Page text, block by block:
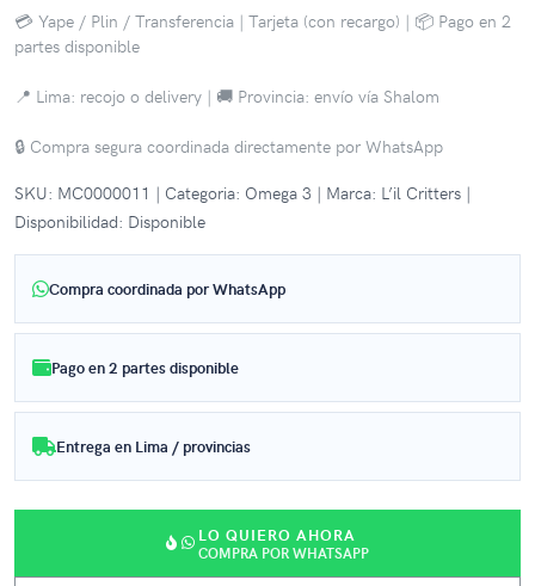
💳 Yape / Plin / Transferencia | Tarjeta (con recargo) | 📦 Pago en 2
partes disponible
📍 Lima: recojo o delivery | 🚚 Provincia: envío vía Shalom
🔒 Compra segura coordinada directamente por WhatsApp
SKU: MC0000011 | Categoria: Omega 3 | Marca: L’il Critters |
Disponibilidad: Disponible
Compra coordinada por WhatsApp
Pago en 2 partes disponible
Entrega en Lima / provincias
LO QUIERO AHORA
COMPRA POR WHATSAPP